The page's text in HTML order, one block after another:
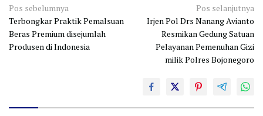
Navigasi
pos
Pos sebelumnya
Terbongkar Praktik Pemalsuan
Beras Premium disejumlah
Produsen di Indonesia
Pos selanjutnya
Irjen Pol Drs Nanang Avianto
Resmikan Gedung Satuan
Pelayanan Pemenuhan Gizi
milik Polres Bojonegoro